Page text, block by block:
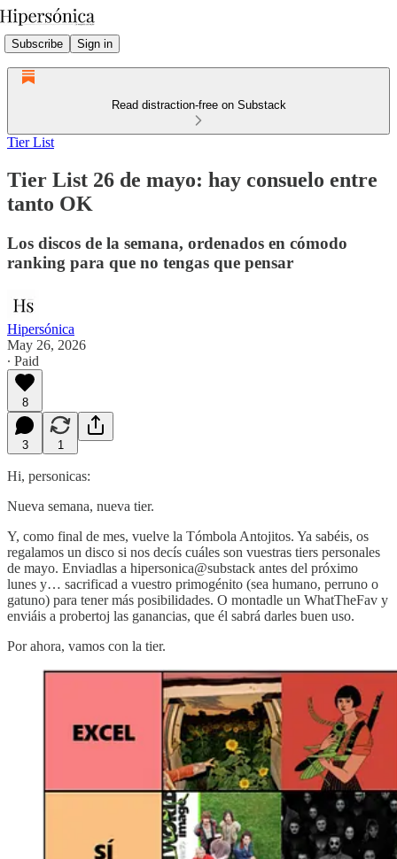
Subscribe Sign in
Read distraction-free on Substack
Tier List
Tier List 26 de mayo: hay consuelo entre
tanto OK
Los discos de la semana, ordenados en cómodo
ranking para que no tengas que pensar
Hipersónica
May 26, 2026
∙ Paid
8
3 1
Hi, personicas:
Nueva semana, nueva tier.
Y, como final de mes, vuelve la Tómbola Antojitos. Ya sabéis, os
regalamos un disco si nos decís cuáles son vuestras tiers personales
de mayo. Enviadlas a hipersonica@substack antes del próximo
lunes y… sacrificad a vuestro primogénito (sea humano, perruno o
gatuno) para tener más posibilidades. O montadle un WhatTheFav y
enviáis a probertoj las ganancias, que él sabrá darles buen uso.
Por ahora, vamos con la tier.